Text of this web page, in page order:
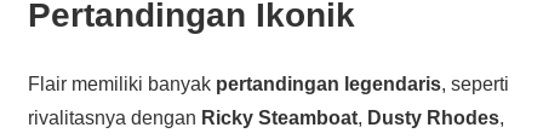
Pertandingan Ikonik
Flair memiliki banyak pertandingan legendaris, seperti
rivalitasnya dengan Ricky Steamboat, Dusty Rhodes,